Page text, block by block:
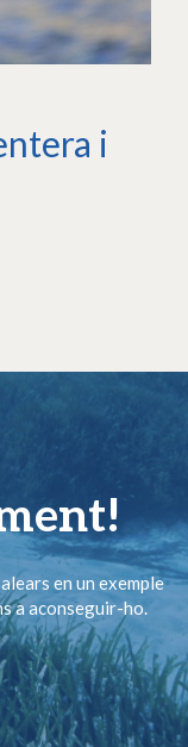
i
en un exemple
a aconseguir-ho.